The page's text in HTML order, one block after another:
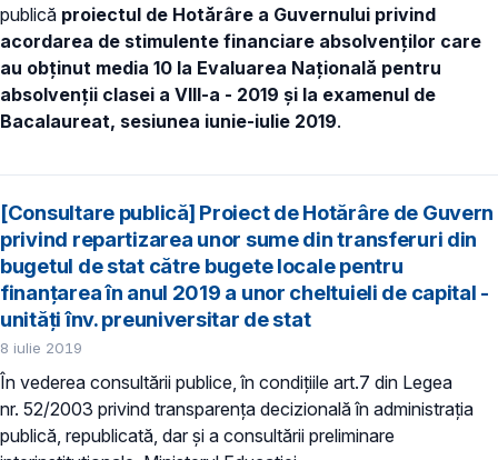
publică proiectul de Hotărâre a Guvernului privind
acordarea de stimulente financiare absolvenților care
au obținut media 10 la Evaluarea Naţională pentru
absolvenții clasei a VIII-a - 2019 și la examenul de
Bacalaureat, sesiunea iunie-iulie 2019.
[Consultare publică] Proiect de Hotărâre de Guvern
privind repartizarea unor sume din transferuri din
bugetul de stat către bugete locale pentru
finanţarea în anul 2019 a unor cheltuieli de capital -
unități înv. preuniversitar de stat
8 iulie 2019
În vederea consultării publice, în condiţiile art.7 din Legea
nr. 52/2003 privind transparenţa decizională în administraţia
publică, republicată, dar și a consultării preliminare